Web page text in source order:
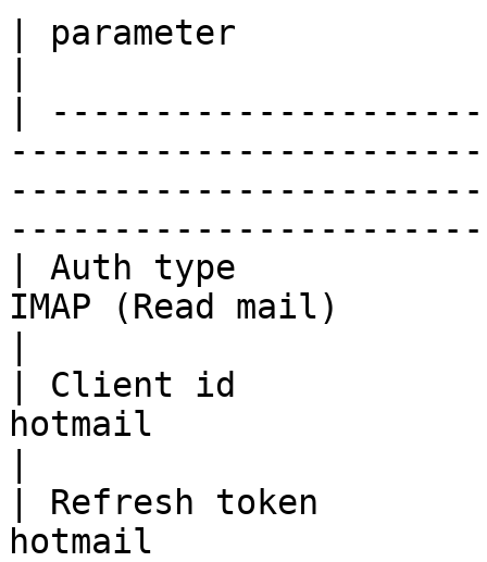
| parameter
|
| Auth type              |
IMAP (Read mail)
| Client id
hotmail
| Refresh token
hotmail